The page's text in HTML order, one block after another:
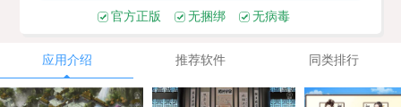
官方正版 无捆绑 无病毒
应用介绍 推荐软件 同类排行